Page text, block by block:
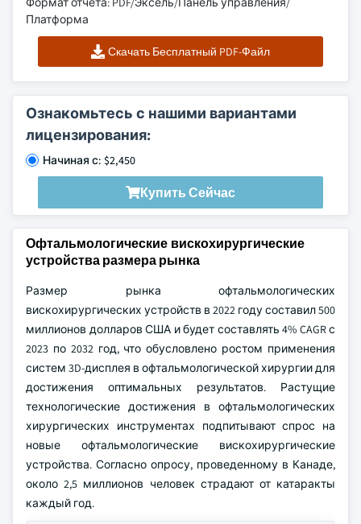
Платформа
Скачать Бесплатный PDF-Файл
Ознакомьтесь с нашими вариантами
лицензирования:
Начиная с: $2,450
Купить Сейчас
Офтальмологические вискохирургические
устройства размера рынка
Размер рынка офтальмологических
вискохирургических устройств в 2022 году составил 500
миллионов долларов США и будет составлять 4% CAGR с
2023 по 2032 год, что обусловлено ростом применения
систем 3D-дисплея в офтальмологической хирургии для
достижения оптимальных результатов. Растущие
технологические достижения в офтальмологических
хирургических инструментах подпитывают спрос на
новые офтальмологические вискохирургические
устройства. Согласно опросу, проведенному в Канаде,
около 2,5 миллионов человек страдают от катаракты
каждый год.